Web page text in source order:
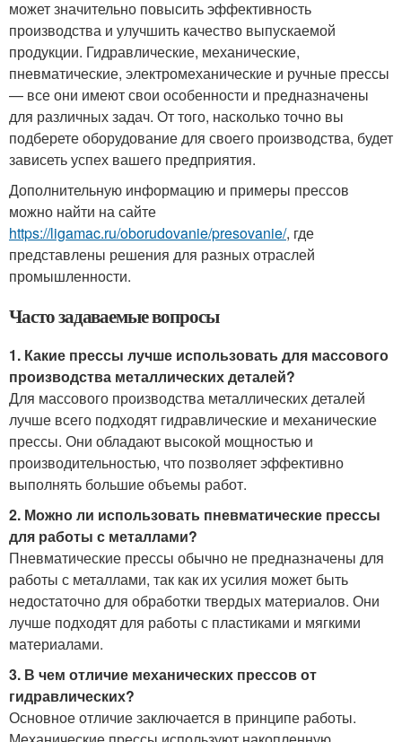
может значительно повысить эффективность
производства и улучшить качество выпускаемой
продукции. Гидравлические, механические,
пневматические, электромеханические и ручные прессы
— все они имеют свои особенности и предназначены
для различных задач. От того, насколько точно вы
подберете оборудование для своего производства, будет
зависеть успех вашего предприятия.
Дополнительную информацию и примеры прессов
можно найти на сайте
https://ligamac.ru/oborudovanie/presovanie/, где
представлены решения для разных отраслей
промышленности.
Часто задаваемые вопросы
1. Какие прессы лучше использовать для массового
производства металлических деталей?
Для массового производства металлических деталей
лучше всего подходят гидравлические и механические
прессы. Они обладают высокой мощностью и
производительностью, что позволяет эффективно
выполнять большие объемы работ.
2. Можно ли использовать пневматические прессы
для работы с металлами?
Пневматические прессы обычно не предназначены для
работы с металлами, так как их усилия может быть
недостаточно для обработки твердых материалов. Они
лучше подходят для работы с пластиками и мягкими
материалами.
3. В чем отличие механических прессов от
гидравлических?
Основное отличие заключается в принципе работы.